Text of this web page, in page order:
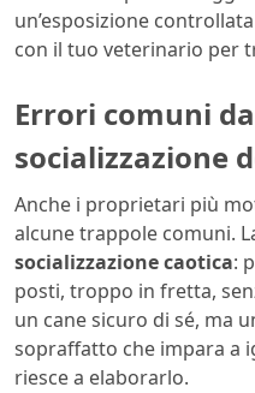
un’esposizione
con il tuo veterinario per
Errori comuni
socializzazione
Anche i proprietari più
alcune trappole comuni.
socializzazione caotica:
posti, troppo in fretta,
un cane sicuro di sé, ma
sopraffatto che impara a
riesce a elaborarlo.